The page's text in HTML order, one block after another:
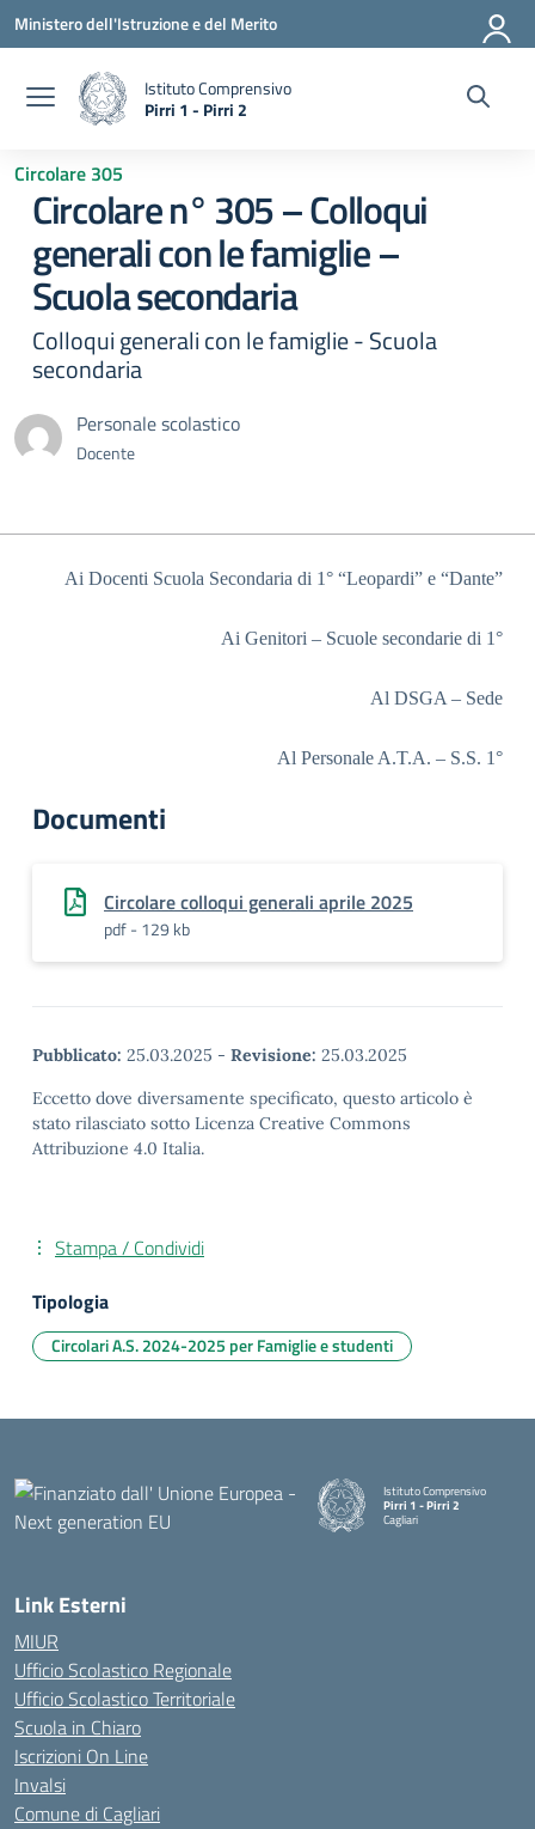
Vai ai contenuti
Vai al menu di navigazione
Vai al footer
Ministero dell'Istruzione e del Merito
Istituto Comprensivo
Pirri 1 - Pirri 2
Circolare 305
Circolare n° 305 – Colloqui
generali con le famiglie –
Scuola secondaria
Colloqui generali con le famiglie - Scuola
secondaria
Personale scolastico
Docente
Ai Docenti Scuola Secondaria di 1° “Leopardi” e “Dante”
Ai Genitori – Scuole secondarie di 1°
Al DSGA – Sede
Al Personale A.T.A. – S.S. 1°
Documenti
Circolare colloqui generali aprile 2025
pdf - 129 kb
Pubblicato: 25.03.2025 - Revisione: 25.03.2025
Eccetto dove diversamente specificato, questo articolo è
stato rilasciato sotto Licenza Creative Commons
Attribuzione 4.0 Italia.
Stampa / Condividi
Tipologia
Circolari A.S. 2024-2025 per Famiglie e studenti
Istituto Comprensivo
Pirri 1 - Pirri 2
Cagliari
— Visita la pagina iniziale
Link Esterni
MIUR
Ufficio Scolastico Regionale
Ufficio Scolastico Territoriale
Scuola in Chiaro
Iscrizioni On Line
Invalsi
Comune di Cagliari